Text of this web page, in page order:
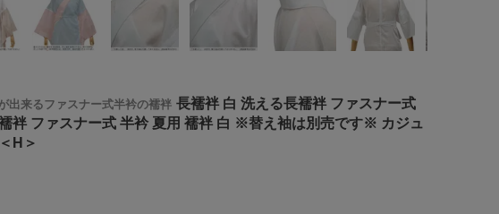
出来るファスナー式半衿の襦袢 長襦袢 白 洗える長襦袢 ファスナー式
袢 ファスナー式 半衿 夏用 襦袢 白 ※替え袖は別売です※ カジュ
H＞